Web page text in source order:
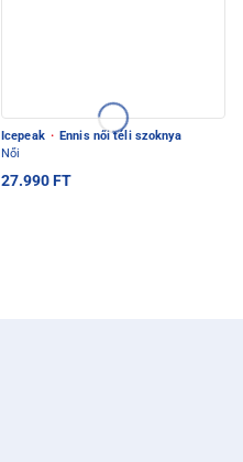
Icepeak · Ennis női téli szoknya
Női
27.990 FT